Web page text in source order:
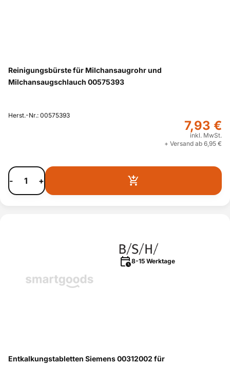
Reinigungsbürste für Milchansaugrohr und
Milchansaugschlauch 00575393
Herst.-Nr.: 00575393
7,93 €
inkl. MwSt.
+ Versand ab 6,95 €
- +
8-15 Werktage
Entkalkungstabletten Siemens 00312002 für